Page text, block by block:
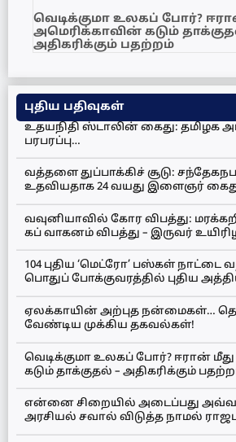
வெடிக்குமா உலகப் போர்?
அமெரிக்காவின் கடும்
அதிகரிக்கும் பதற்றம்
புதிய பதிவுகள்
உதயநிதி ஸ்டாலின் கைது: தமிழக
பரபரப்பு…
வத்தளை துப்பாக்கிச் சூடு:
உதவியதாக 24 வயது இளைஞர்
வவுனியாவில் கோர விபத்து:
கப் வாகனம் விபத்து – இருவர்
104 புதிய ‘மெட்ரோ’ பஸ்கள்
பொதுப் போக்குவரத்தில் புதிய
ஏலக்காயின் அற்புத நன்மைகள்…
வேண்டிய முக்கிய தகவல்கள்!
வெடிக்குமா உலகப் போர்? ஈரான்
கடும் தாக்குதல் – அதிகரிக்கும்
என்னை சிறையில் அடைப்பது
அரசியல் சவால் விடுத்த நாமல்